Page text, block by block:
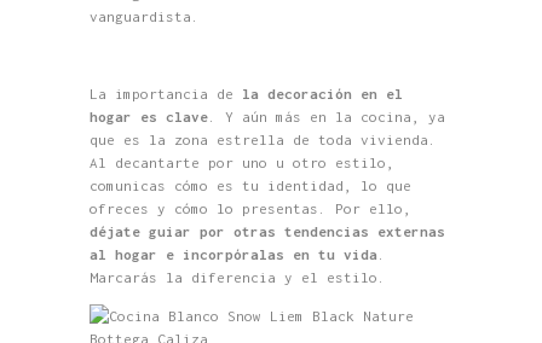
vanguardista.
La importancia de la decoración en el
hogar es clave . Y aún más en la cocina, ya
que es la zona estrella de toda vivienda.
Al decantarte por uno u otro estilo,
comunicas cómo es tu identidad, lo que
ofreces y cómo lo presentas. Por ello,
déjate guiar por otras tendencias externas
al hogar e incorpóralas en tu vida
Marcarás la diferencia y el estilo.